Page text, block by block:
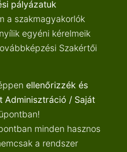
pályázatuk
a szakmagyakorlók
egyéni kérelmeik
Szakértői
ellenőrizzék és
Adminisztráció / Saját
minden hasznos
a rendszer